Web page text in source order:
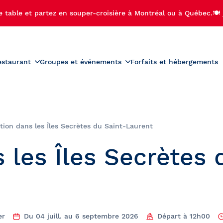
table et partez en souper-croisière à Montréal ou à Québec.🍽️
Carte des boissons
Groupes et événements
Noël
privée avec feux
Sorties de camps de jour
Forfaits et hébergements
dans les Îles Secrètes du Saint-Laurent
les Îles Secrètes
Du 04 juill. au 6 septembre 2026 Départ à 12h00